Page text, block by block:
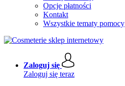
Opcje płatności
Kontakt
Wszystkie tematy pomocy
Zaloguj się
Zaloguj się teraz